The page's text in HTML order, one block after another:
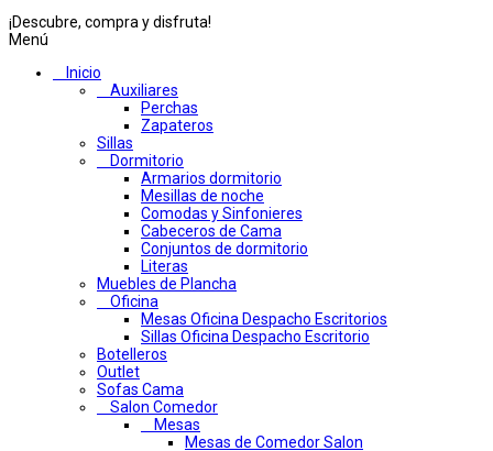
¡Descubre, compra y disfruta!
Menú
Inicio
Auxiliares
Perchas
Zapateros
Sillas
Dormitorio
Armarios dormitorio
Mesillas de noche
Comodas y Sinfonieres
Cabeceros de Cama
Conjuntos de dormitorio
Literas
Muebles de Plancha
Oficina
Mesas Oficina Despacho Escritorios
Sillas Oficina Despacho Escritorio
Botelleros
Outlet
Sofas Cama
Salon Comedor
Mesas
Mesas de Comedor Salon